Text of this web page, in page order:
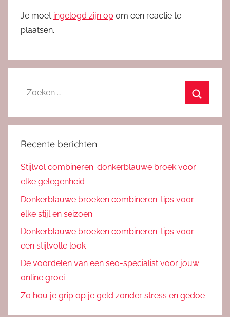
Je moet ingelogd zijn op om een reactie te
plaatsen.
Zoeken
Recente berichten
Stijlvol combineren: donkerblauwe broek voor
elke gelegenheid
Donkerblauwe broeken combineren: tips voor
elke stijl en seizoen
Donkerblauwe broeken combineren: tips voor
een stijlvolle look
De voordelen van een seo-specialist voor jouw
online groei
Zo hou je grip op je geld zonder stress en gedoe